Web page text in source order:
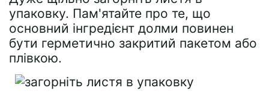
упаковку. Пам'ятайте про те, що
основний інгредієнт долми повинен
бути герметично закритий пакетом або
плівкою.